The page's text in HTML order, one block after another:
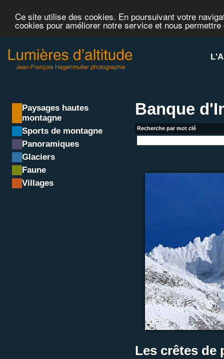
Ce site utilise des cookies. En poursuivant votre
cookies pour améliorer notre service et nous
Paysages hautes
montagne
Sports de montagne
Panoramiques
Glaciers
Faune
Villages
Banque
Recherche par mot clé
Les crêtes de